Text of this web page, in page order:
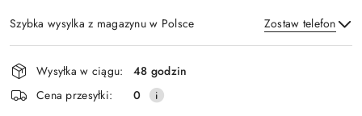
Szybka wysylka z magazynu w Polsce Zostaw telefon
Wyślij
Dostępność
i
dostawa
Wysyłka w ciągu:
48 godzin
Cena przesyłki:
0